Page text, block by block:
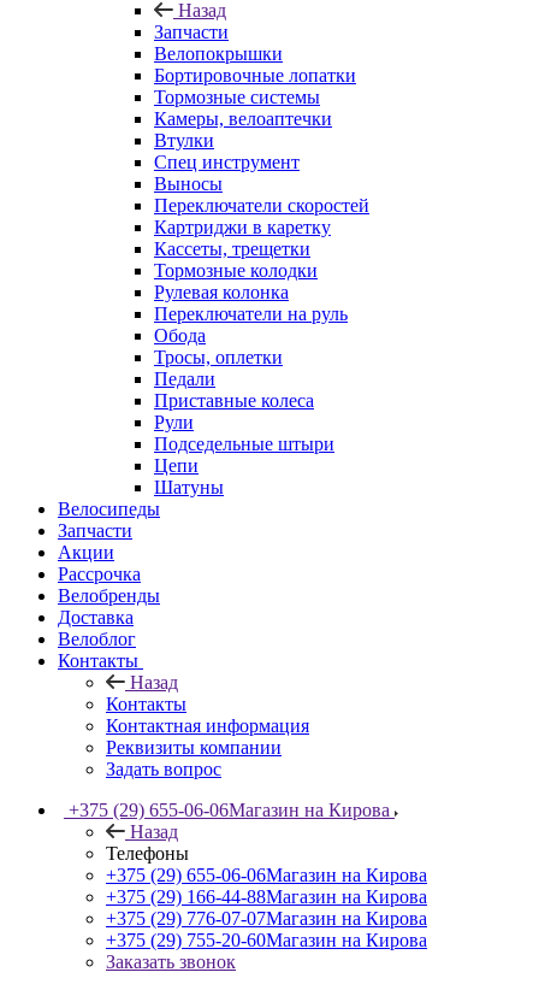
Назад
Запчасти
Велопокрышки
Бортировочные лопатки
Тормозные системы
Камеры, велоаптечки
Втулки
Спец инструмент
Выносы
Переключатели скоростей
Картриджи в каретку
Кассеты, трещетки
Тормозные колодки
Рулевая колонка
Переключатели на руль
Обода
Тросы, оплетки
Педали
Приставные колеса
Рули
Подседельные штыри
Цепи
Шатуны
Велосипеды
Запчасти
Акции
Рассрочка
Велобренды
Доставка
Велоблог
Контакты
Назад
Контакты
Контактная информация
Реквизиты компании
Задать вопрос
+375 (29) 655-06-06Магазин на Кирова
Назад
Телефоны
+375 (29) 655-06-06Магазин на Кирова
+375 (29) 166-44-88Магазин на Кирова
+375 (29) 776-07-07Магазин на Кирова
+375 (29) 755-20-60Магазин на Кирова
Заказать звонок